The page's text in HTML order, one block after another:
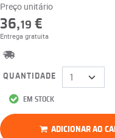
Preço unitário
36,19 €
Entrega gratuita
EM STOCK
QUANTIDADE
ADICIONAR AO